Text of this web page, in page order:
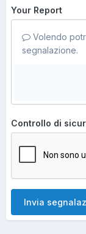
Your Report
Volendo
segnalazione.
Controllo di
Invia